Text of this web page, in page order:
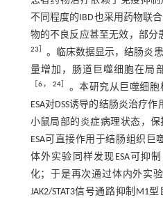
不同程度的IBD也采用药物联
物的不良反应甚至无效，部分
23
。临床数据显示，结肠炎
量增加，肠道巨噬细胞在局
［6， 24］ 。本研究从巨噬细胞
ESA对DSS诱导的结肠炎治疗
小鼠局部的炎症病理状态，
ESA可直接作用于结肠组织巨
体外实验同样发现ESA可抑
化；于是再次通过体内外实
JAK2/STAT3信号通路抑制M1